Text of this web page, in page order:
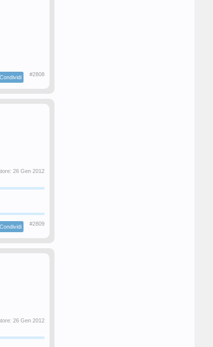
Condividi #2808
26 Gen 2012
Condividi #2809
26 Gen 2012